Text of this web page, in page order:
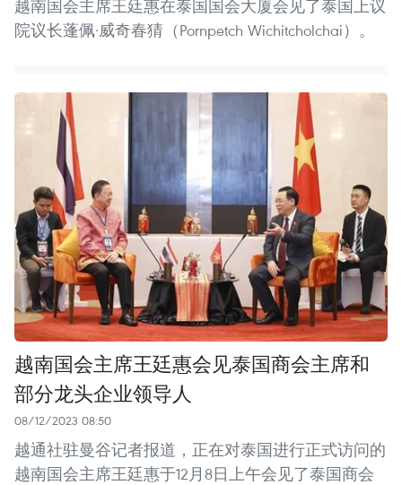
越南国会主席王廷惠在泰国国会大厦会见了泰国上议
院议长蓬佩·威奇春猜（Pornpetch Wichitcholchai）。
越南国会主席王廷惠会见泰国商会主席和
部分龙头企业领导人
08/12/2023 08:50
越通社驻曼谷记者报道，正在对泰国进行正式访问的
越南国会主席王廷惠于12月8日上午会见了泰国商会